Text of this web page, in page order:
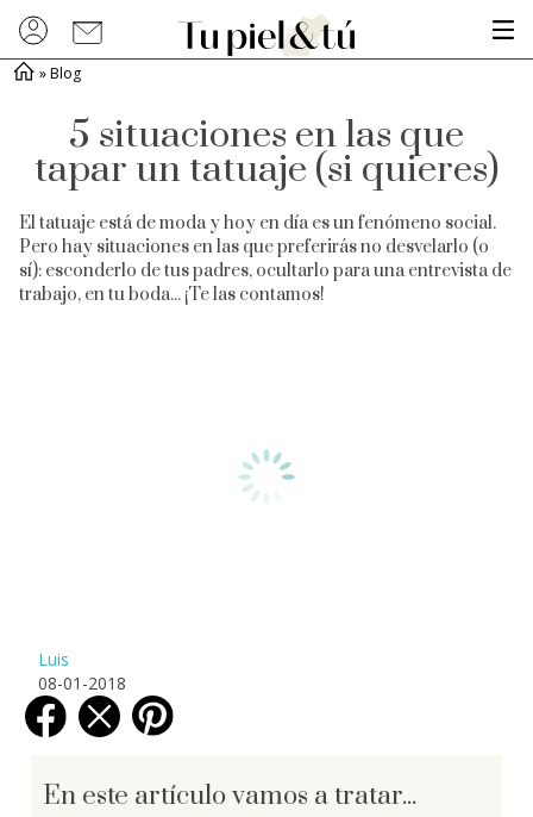
»Blog
5 situaciones en las que
tapar un tatuaje (si quieres)
El tatuaje está de moda y hoy en día es un fenómeno social.
Pero hay situaciones en las que preferirás no desvelarlo (o
sí): esconderlo de tus padres, ocultarlo para una entrevista de
trabajo, en tu boda... ¡Te las contamos!
Luis
08-01-2018
En este artículo vamos a tratar...